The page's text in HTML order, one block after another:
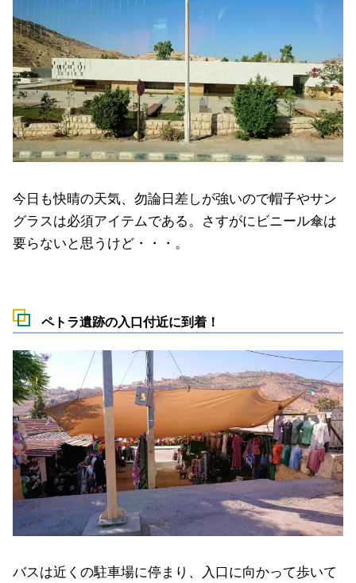
今日も快晴の天気、勿論日差しが強いので帽子やサン
グラスは必須アイテムである。さすがにビニール傘は
要らないと思うけど・・・。
ペトラ遺跡の入口付近に到着！
バスは近くの駐車場に停まり、入口に向かって歩いて